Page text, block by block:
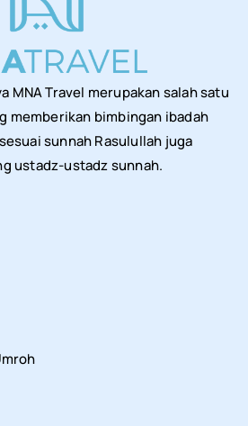
MNA Travel merupakan salah satu
memberikan bimbingan ibadah
sunnah Rasulullah juga
ustadz-ustadz sunnah.